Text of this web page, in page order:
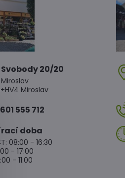
20/20
Miroslav
601 555 712
doba
08:00 - 16:30
- 17:00
- 11:00